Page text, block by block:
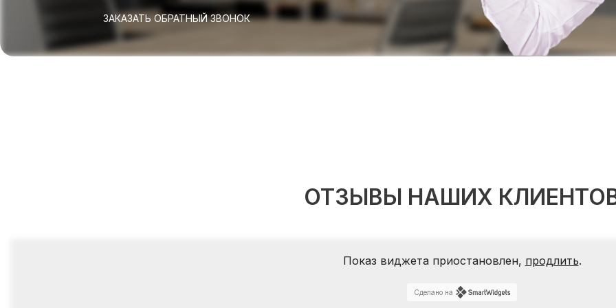
ЗАКАЗАТЬ ОБРАТНЫЙ ЗВОНОК
ОТЗЫВЫ НАШИХ
Показ виджета приостановлен, продлить.
Сделано на